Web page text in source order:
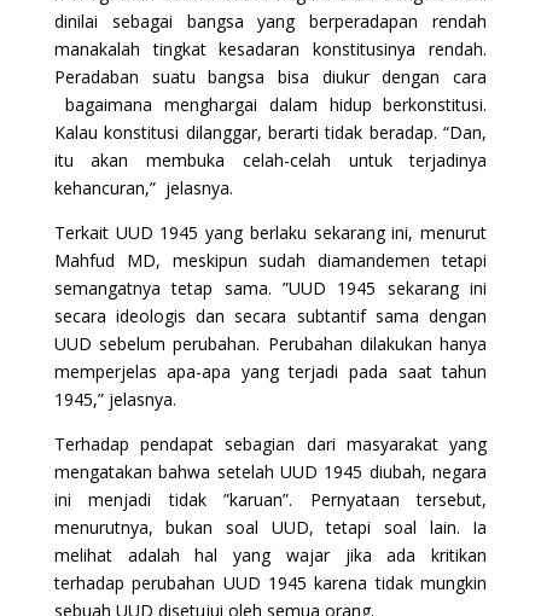
dinilai sebagai bangsa yang berperadapan rendah
manakalah tingkat kesadaran konstitusinya rendah.
Peradaban suatu bangsa bisa diukur dengan cara
bagaimana menghargai dalam hidup berkonstitusi.
Kalau konstitusi dilanggar, berarti tidak beradap. “Dan,
itu akan membuka celah-celah untuk terjadinya
kehancuran,” jelasnya.
Terkait UUD 1945 yang berlaku sekarang ini, menurut
Mahfud MD, meskipun sudah diamandemen tetapi
semangatnya tetap sama. ”UUD 1945 sekarang ini
secara ideologis dan secara subtantif sama dengan
UUD sebelum perubahan. Perubahan dilakukan hanya
memperjelas apa-apa yang terjadi pada saat tahun
1945,” jelasnya.
Terhadap pendapat sebagian dari masyarakat yang
mengatakan bahwa setelah UUD 1945 diubah, negara
ini menjadi tidak ”karuan”. Pernyataan tersebut,
menurutnya, bukan soal UUD, tetapi soal lain. Ia
melihat adalah hal yang wajar jika ada kritikan
terhadap perubahan UUD 1945 karena tidak mungkin
sebuah UUD disetujui oleh semua orang.